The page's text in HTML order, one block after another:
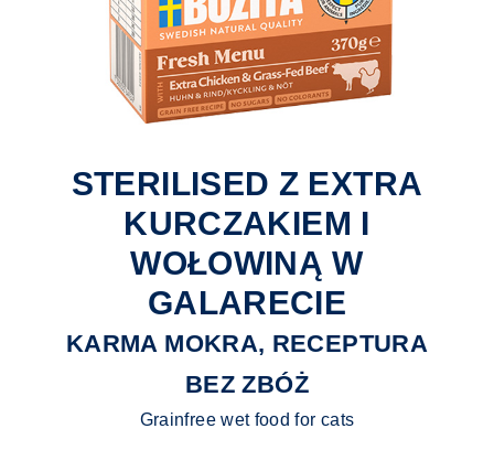
STERILISED Z EXTRA
KURCZAKIEM I
WOŁOWINĄ W
GALARECIE
KARMA MOKRA, RECEPTURA
BEZ ZBÓŻ
Grainfree wet food for cats